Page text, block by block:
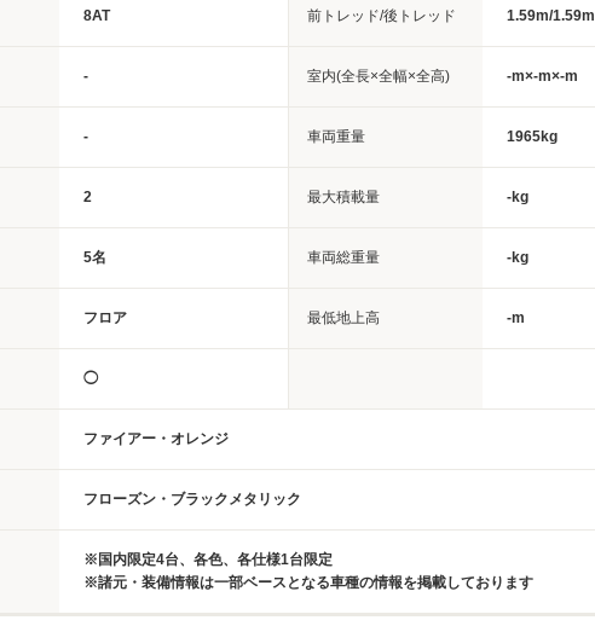
8AT 前トレッド/後トレッド 1.59m/1.59m
- 室内(全長×全幅×全高) -m×-m×-m
- 車両重量 1965kg
2 最大積載量 -kg
5名 車両総重量 -kg
フロア 最低地上高 -m
◯
ファイアー・オレンジ
フローズン・ブラックメタリック
※国内限定4台、各色、各仕様1台限定
※諸元・装備情報は一部ベースとなる車種の情報を掲載しております